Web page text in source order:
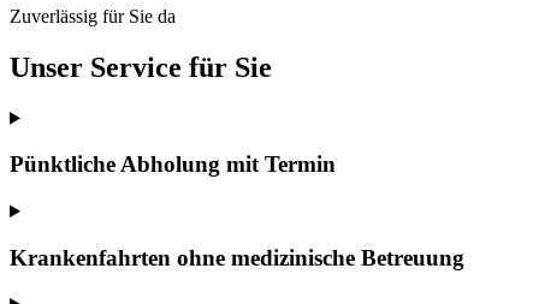
Zuverlässig für Sie da
Unser Service für Sie
Pünktliche Abholung mit Termin
Krankenfahrten ohne medizinische Betreuung